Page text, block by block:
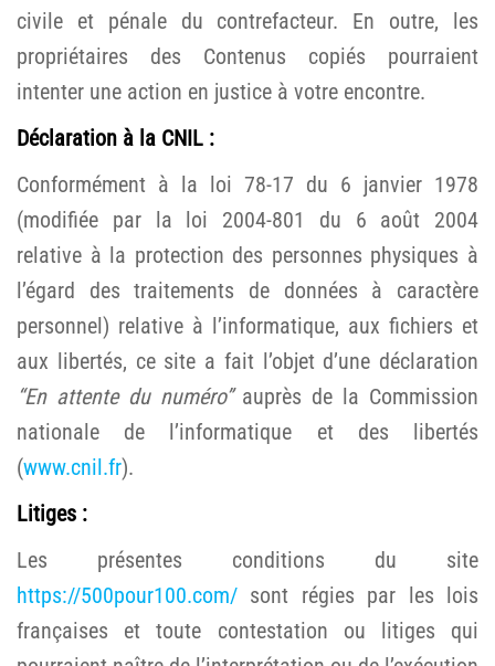
civile et pénale du contrefacteur. En outre, les
propriétaires des Contenus copiés pourraient
intenter une action en justice à votre encontre.
Déclaration à la CNIL :
Conformément à la loi 78-17 du 6 janvier 1978
(modifiée par la loi 2004-801 du 6 août 2004
relative à la protection des personnes physiques à
l’égard des traitements de données à caractère
personnel) relative à l’informatique, aux fichiers et
aux libertés, ce site a fait l’objet d’une déclaration
“En attente du numéro”auprès de la Commission
nationale de l’informatique et des libertés
(www.cnil.fr).
Litiges :
Les présentes conditions du site
https://500pour100.com/ sont régies par les lois
françaises et toute contestation ou litiges qui